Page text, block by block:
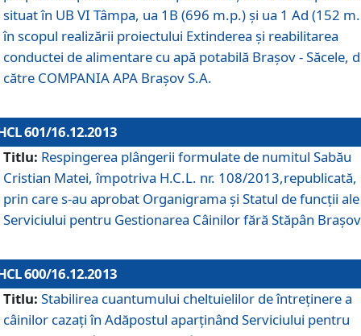
situat în UB VI Tâmpa, ua 1B (696 m.p.) şi ua 1 Ad (152
în scopul realizării proiectului Extinderea şi reabilitarea
conductei de alimentare cu apă potabilă Braşov - Săcele,
către COMPANIA APA Braşov S.A.
601/16.12.2013
Titlu: Respingerea plângerii formulate de numitul Sabău
Cristian Matei, împotriva H.C.L. nr. 108/2013,republicată,
prin care s-au aprobat Organigrama şi Statul de funcţii ale
Serviciului pentru Gestionarea Câinilor fără Stăpân
600/16.12.2013
Titlu: Stabilirea cuantumului cheltuielilor de întreţinere a
câinilor cazaţi în Adăpostul aparţinând Serviciului pentru